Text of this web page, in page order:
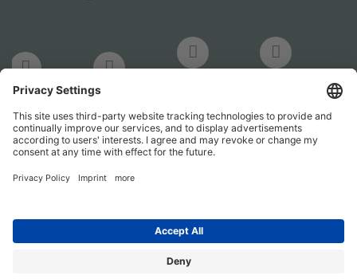
LinkedIn
PsychJOB PsychJOB
Hogrefe
Verlag
Hogrefe
Verlag